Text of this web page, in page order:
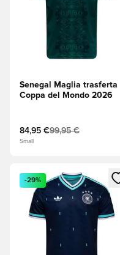
Senegal Maglia trasferta
Coppa del Mondo 2026
84,95 €99,95 €
Small
Apre una finestra
-29%